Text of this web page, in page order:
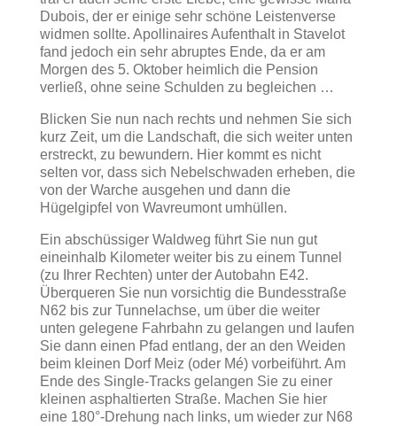
Dubois, der er einige sehr schöne Leistenverse
widmen sollte. Apollinaires Aufenthalt in Stavelot
fand jedoch ein sehr abruptes Ende, da er am
Morgen des 5. Oktober heimlich die Pension
verließ, ohne seine Schulden zu begleichen …
Blicken Sie nun nach rechts und nehmen Sie sich
kurz Zeit, um die Landschaft, die sich weiter unten
erstreckt, zu bewundern. Hier kommt es nicht
selten vor, dass sich Nebelschwaden erheben, die
von der Warche ausgehen und dann die
Hügelgipfel von Wavreumont umhüllen.
Ein abschüssiger Waldweg führt Sie nun gut
eineinhalb Kilometer weiter bis zu einem Tunnel
(zu Ihrer Rechten) unter der Autobahn E42.
Überqueren Sie nun vorsichtig die Bundesstraße
N62 bis zur Tunnelachse, um über die weiter
unten gelegene Fahrbahn zu gelangen und laufen
Sie dann einen Pfad entlang, der an den Weiden
beim kleinen Dorf Meiz (oder Mé) vorbeiführt. Am
Ende des Single-Tracks gelangen Sie zu einer
kleinen asphaltierten Straße. Machen Sie hier
eine 180°-Drehung nach links, um wieder zur N68